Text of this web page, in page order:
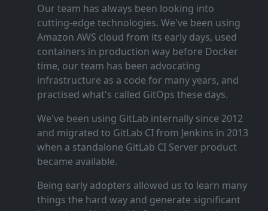
Our team has always been looking into
cutting‑edge technologies. We've been using
Amazon AWS cloud from its early days, used
containers in production way before Docker
time, our team has been advocating
infrastructure as a code for many years, and
practised what's called GitOps these days.
We've been using GitLab internally since 2012
and migrated to GitLab CI from Jenkins in 2013
when a standalone GitLab CI Server product
became available.
Being early adopters allowed us to learn many
things the hard way and generate significant